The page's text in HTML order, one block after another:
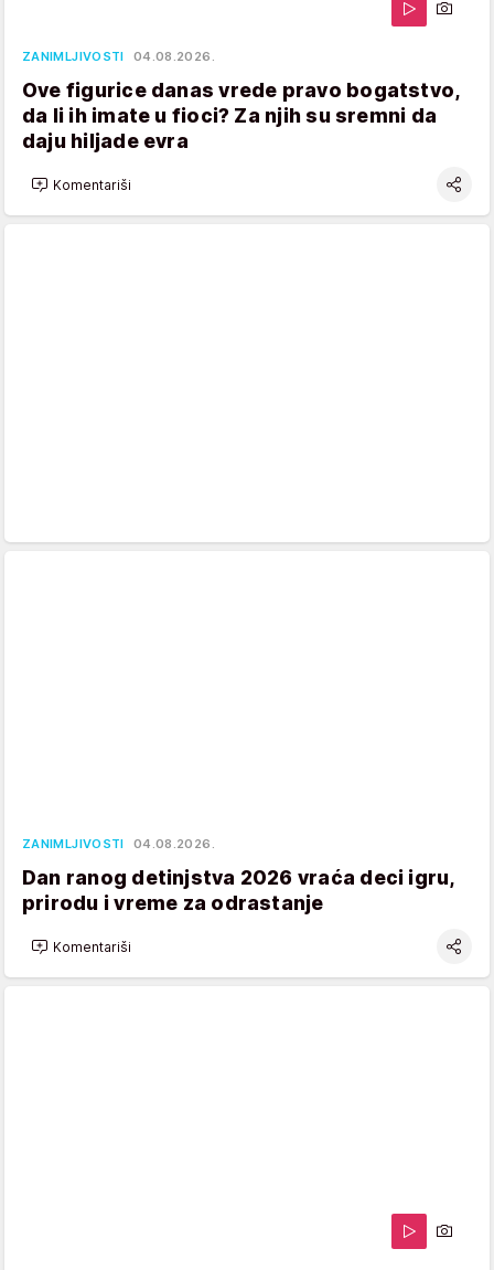
ZANIMLJIVOSTI 04.08.2026.
Ove figurice danas vrede pravo bogatstvo,
da li ih imate u fioci? Za njih su sremni da
daju hiljade evra
Komentariši
ZANIMLJIVOSTI 04.08.2026.
Dan ranog detinjstva 2026 vraća deci igru,
prirodu i vreme za odrastanje
Komentariši